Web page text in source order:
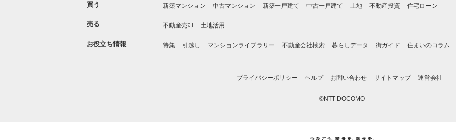
買う 新築マンション 中古マンション 新築一戸建て 中古一戸建て 土地 不動産投資 住宅ローン
売る 不動産売却 土地活用
お役立ち情報 特集 引越し マンションライブラリー 不動産会社検索 暮らしデータ 街ガイド 住まいのコラム
プライバシーポリシー ヘルプ お問い合わせ サイトマップ 運営会社
©NTT DOCOMO